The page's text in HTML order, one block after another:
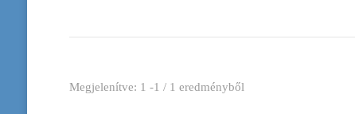
Megjelenítve: 1 -1 / 1 eredményből